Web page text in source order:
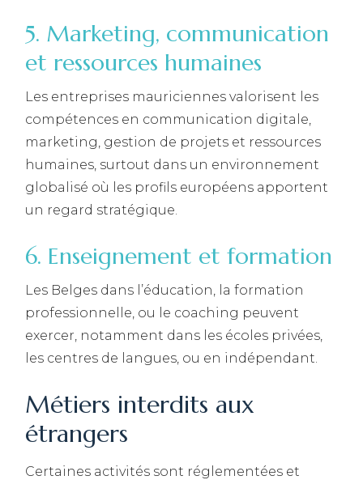
5. Marketing, communication
et ressources humaines
Les entreprises mauriciennes valorisent les
compétences en communication digitale,
marketing, gestion de projets et ressources
humaines, surtout dans un environnement
globalisé où les profils européens apportent
un regard stratégique.
6. Enseignement et formation
Les Belges dans l’éducation, la formation
professionnelle, ou le coaching peuvent
exercer, notamment dans les écoles privées,
les centres de langues, ou en indépendant.
Métiers interdits aux
étrangers
Certaines activités sont réglementées et